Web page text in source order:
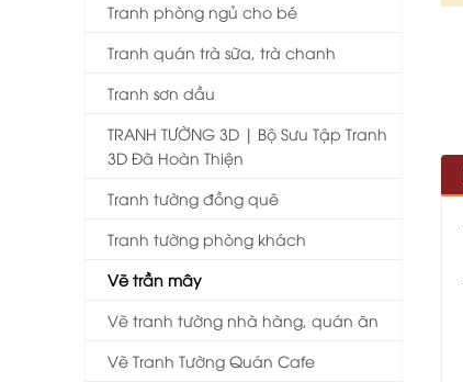
Tranh phòng ngủ cho bé
Tranh quán trà sữa, trà chanh
Tranh sơn dầu
TRANH TƯỜNG 3D | Bộ Sưu Tập Tranh
3D Đã Hoàn Thiện
Tranh tường đồng quê
Tranh tường phòng khách
Vẽ trần mây
Vẽ tranh tường nhà hàng, quán ăn
Vẽ Tranh Tường Quán Cafe